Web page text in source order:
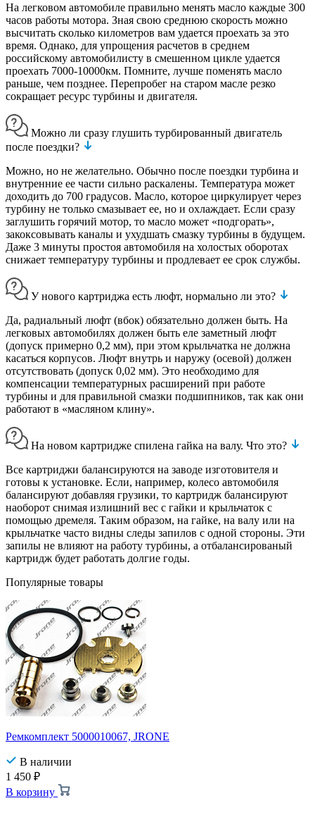
На легковом автомобиле правильно менять масло каждые 300
часов работы мотора. Зная свою среднюю скорость можно
высчитать сколько километров вам удается проехать за это
время. Однако, для упрощения расчетов в среднем
российскому автомобилисту в смешенном цикле удается
проехать 7000-10000км. Помните, лучше поменять масло
раньше, чем позднее. Перепробег на старом масле резко
сокращает ресурс турбины и двигателя.
Можно ли сразу глушить турбированный двигатель
после поездки?
Можно, но не желательно. Обычно после поездки турбина и
внутренние ее части сильно раскалены. Температура может
доходить до 700 градусов. Масло, которое циркулирует через
турбину не только смазывает ее, но и охлаждает. Если сразу
заглушить горячий мотор, то масло может «подгорать»,
закоксовывать каналы и ухудшать смазку турбины в будущем.
Даже 3 минуты простоя автомобиля на холостых оборотах
снижает температуру турбины и продлевает ее срок службы.
У нового картриджа есть люфт, нормально ли это?
Да, радиальный люфт (вбок) обязательно должен быть. На
легковых автомобилях должен быть еле заметный люфт
(допуск примерно 0,2 мм), при этом крыльчатка не должна
касаться корпусов. Люфт внутрь и наружу (осевой) должен
отсутствовать (допуск 0,02 мм). Это необходимо для
компенсации температурных расширений при работе
турбины и для правильной смазки подшипников, так как они
работают в «масляном клину».
На новом картридже спилена гайка на валу. Что это?
Все картриджи балансируются на заводе изготовителя и
готовы к установке. Если, например, колесо автомобиля
балансируют добавляя грузики, то картридж балансируют
наоборот снимая излишний вес с гайки и крыльчаток с
помощью дремеля. Таким образом, на гайке, на валу или на
крыльчатке часто видны следы запилов с одной стороны. Эти
запилы не влияют на работу турбины, а отбалансированый
картридж будет работать долгие годы.
Популярные товары
Ремкомплект 5000010067, JRONE
В наличии
1 450 ₽
В корзину